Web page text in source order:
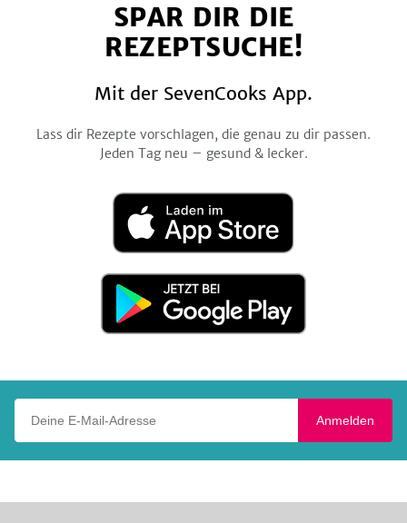
FacebookTwitterPinterestInstagramYouTube
SPAR DIR DIE
REZEPTSUCHE!
Mit der SevenCooks App.
Lass dir Rezepte vorschlagen, die genau zu dir passen.
Jeden Tag neu – gesund & lecker.
Laden
im
App
Jetzt
Google
Anmelden